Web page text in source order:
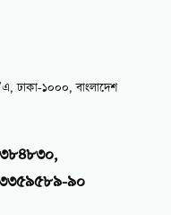
ঢাকা-১০০০, বাংলাদেশ
৯০